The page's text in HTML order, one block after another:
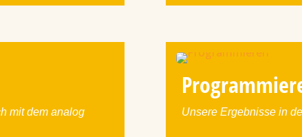
mit dem analog
Unsere Ergebnisse in